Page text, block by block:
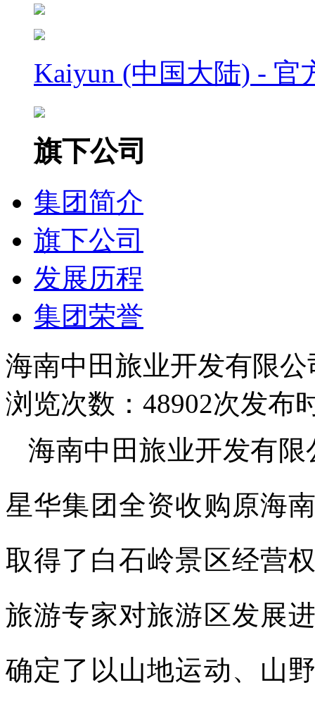
Kaiyun (中国大陆) - 官
旗下公司
集团简介
旗下公司
发展历程
集团荣誉
海南中田旅业开发有限公
浏览次数：48902次发布
海南中田旅业开发有限
星华集团全资收购原海
取得了白石岭景区经营
旅游专家对旅游区发展
确定了以山地运动、山